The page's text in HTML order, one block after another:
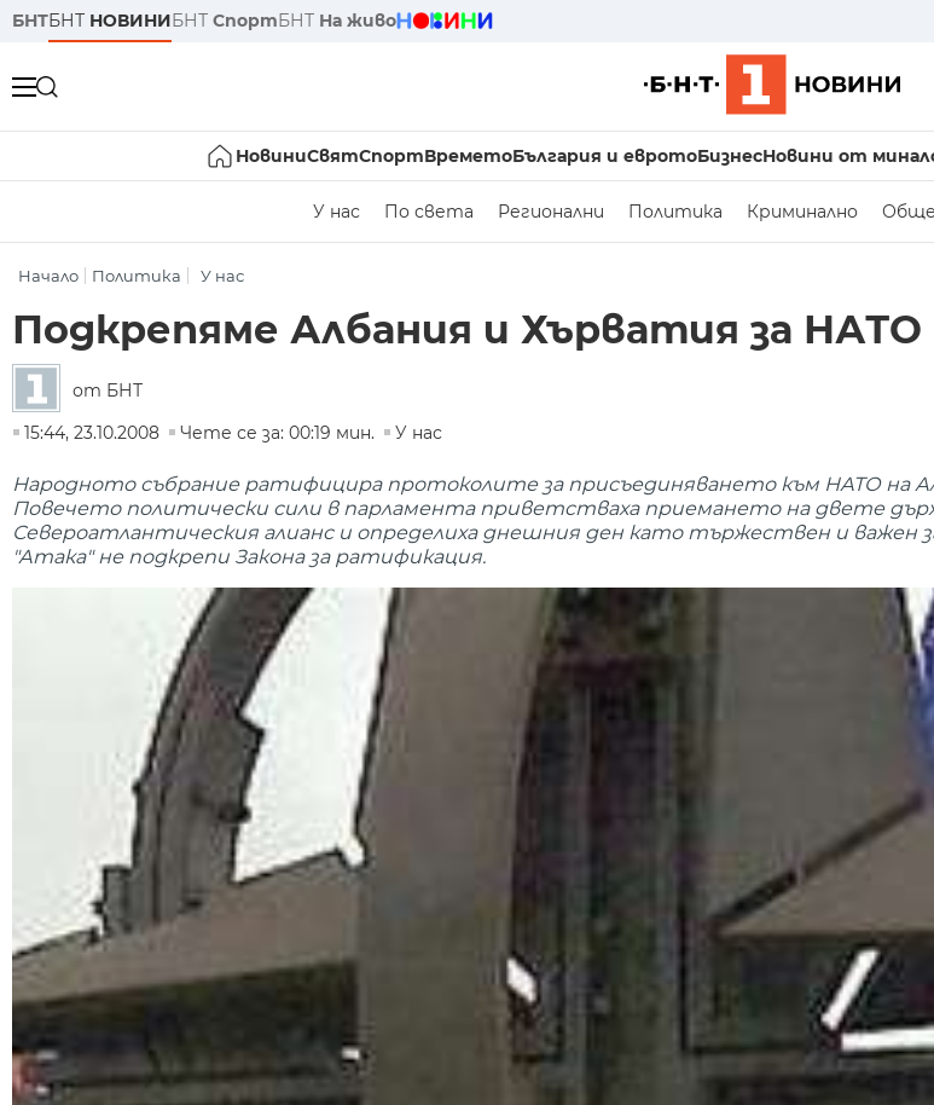
БНТБНТ НОВИНИБНТ СпортБНТ На живо
НовиниСвятСпортВреметоБългария и евротоБизнесНовини от
У нас По света Регионални Политика Криминално
Начало Политика У нас
Подкрепяме Албания и Хърватия за НАТО
от БНТ
15:44, 23.10.2008
Чете се за: 00:19 мин. У нас
Народното събрание ратифицира протоколите за присъединяването към НАТО на
Повечето политически сили в парламента приветстваха приемането на двете
Североатлантическия алианс и определиха днешния ден като тържествен и важен
"Атака" не подкрепи Закона за ратификация.